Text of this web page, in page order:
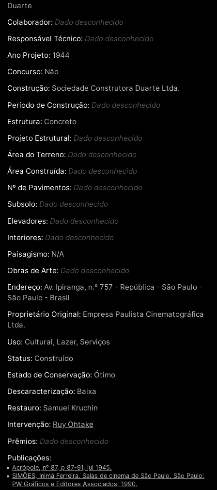
Duarte
Colaborador: Dado desconhecido
Responsável Técnico: Dado desconhecido
Ano Projeto: 1944
Concurso: Não
Construção: Sociedade Construtora Duarte Ltda.
Período de Construção: Dado desconhecido
Estrutura: Concreto
Projeto Estrutural: Dado desconhecido
Área do Terreno: Dado desconhecido
Área Construída: Dado desconhecido
Nº de Pavimentos: Dado desconhecido
Subsolo: Dado desconhecido
Elevadores: Dado desconhecido
Interiores: Dado desconhecido
Paisagismo: N/A
Obras de Arte: Dado desconhecido
Endereço: Av. Ipiranga, n.º 757 - República - São Paulo -
São Paulo - Brasil
Proprietário Original: Empresa Paulista Cinematográfica
Ltda.
Uso: Cultural, Lazer, Serviços
Status: Construído
Estado de Conservação: Ótimo
Descaracterização: Baixa
Restauro: Samuel Kruchin
Intervenção: Ruy Ohtake
Prêmios: Dado desconhecido
Publicações:
Acrópole, nº 87, p 87-91, jul 1945.
SIMÕES, Inimá Ferreira. Salas de cinema de São Paulo. São Paulo:
PW Gráficos e Editores Associados, 1990.